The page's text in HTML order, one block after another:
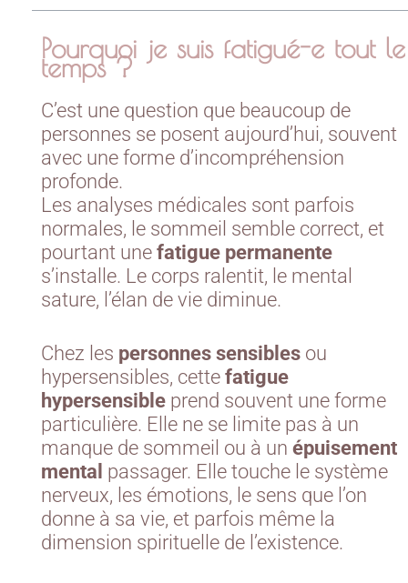
Pourquoi je suis fatigué-e tout le
temps ?
C’est une question que beaucoup de
personnes se posent aujourd’hui, souvent
avec une forme d’incompréhension
profonde.
Les analyses médicales sont parfois
normales, le sommeil semble correct, et
pourtant une fatigue permanente
s’installe. Le corps ralentit, le mental
sature, l’élan de vie diminue.
Chez les personnes sensibles ou
hypersensibles, cette fatigue
hypersensible prend souvent une forme
particulière. Elle ne se limite pas à un
manque de sommeil ou à un épuisement
mental passager. Elle touche le système
nerveux, les émotions, le sens que l’on
donne à sa vie, et parfois même la
dimension spirituelle de l’existence.